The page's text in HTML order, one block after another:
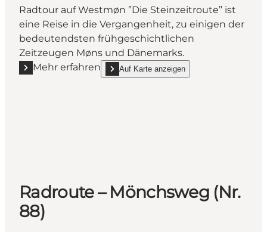
Radtour auf Westmøn ”Die Steinzeitroute” ist
eine Reise in die Vergangenheit, zu einigen der
bedeutendsten frühgeschichtlichen
Zeitzeugen Møns und Dänemarks.
Mehr erfahren
Mehr erfahren "Oldtidsruten - Die Steinzeitrout"
Auf Karte anzeigen
show Oldtidsruten - Die Steinzeitrout on_map
Radroute – Mönchsweg (Nr.
88)